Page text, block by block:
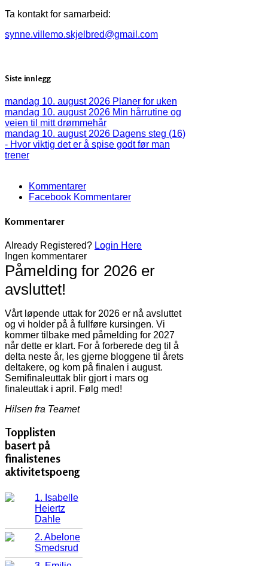
Ta kontakt for samarbeid:
synne.villemo.skjelbred@gmail.com
Siste innlegg
mandag 10. august 2026 Planer for uken
mandag 10. august 2026 Min hårrutine og
veien til mitt drømmehår
mandag 10. august 2026 Dagens steg (16)
- Hvor viktig det er å spise godt før man
trener
Kommentarer
Facebook Kommentarer
Kommentarer
Already Registered? Login Here
Ingen kommentarer
Påmelding for 2026 er
avsluttet!
Vårt løpende uttak for 2026 er nå avsluttet
og vi holder på å fullføre kursingen. Vi
kommer tilbake med påmelding for 2027
når dette er klart. For å forberede deg til å
delta neste år, les gjerne bloggene til årets
deltakere, og kom på finalen i august.
Semifinaleuttak blir gjort i mars og
finaleuttak i april. Følg med!
Hilsen fra Teamet
Topplisten
basert på
finalistenes
aktivitetspoeng
1. Isabelle
Heiertz
Dahle
2. Abelone
Smedsrud